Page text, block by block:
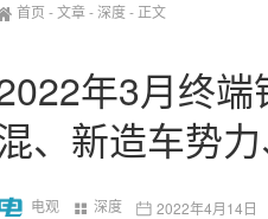
首页 -文章-深度- 正文
年3月终
、新造车势
电观 深度 2022年4月14日